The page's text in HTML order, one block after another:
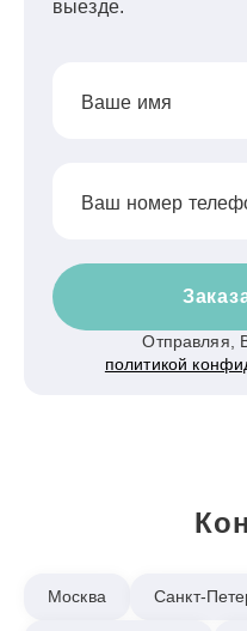
выезде.
Ваше имя
Ваш номер
Отправляя,
политикой
Москва Санкт-